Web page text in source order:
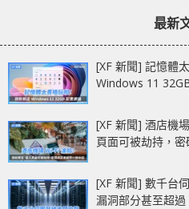
最新
[XF 新聞] 記憶體
Windows 11
[XF 新聞] 酒店機
頁面可被劫持，
[XF 新聞] 數千台
漏洞部分甚至超